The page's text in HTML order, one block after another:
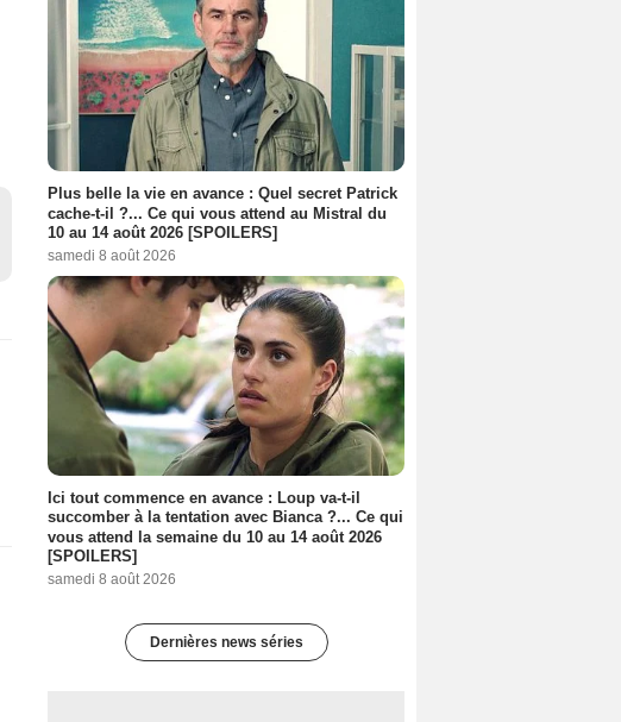
Plus belle la vie en avance : Quel secret Patrick
cache-t-il ?... Ce qui vous attend au Mistral du
10 au 14 août 2026 [SPOILERS]
samedi 8 août 2026
Ici tout commence en avance : Loup va-t-il
succomber à la tentation avec Bianca ?... Ce qui
vous attend la semaine du 10 au 14 août 2026
[SPOILERS]
samedi 8 août 2026
Dernières news séries